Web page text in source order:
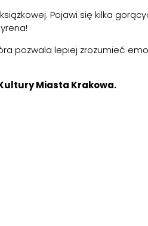
Pojawi się kilka
pozwala lepiej zrozumieć
Miasta Krakowa.